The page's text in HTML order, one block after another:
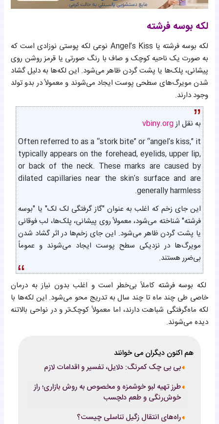
لکه بوسه فرشته
لکه بوسه فرشته یا Angel’s Kiss نوعی لکه پوستی نوزادی است که
به صورت یک ناحیه کوچک و صاف با رنگ صورتی یا قرمز روشن روی
پیشانی، پلک‌ها یا پشت گردن ظاهر می‌شود. این لکه‌ها به دلیل گشاد
شدن مویرگ‌های سطحی پوست ایجاد می‌شوند و معمولاً در بدو تولد
وجود دارند.
به نقل ازvbiny.org
Often referred to as a “stork bite” or “angel's kiss,” it
typically appears on the forehead, eyelids, upper lip,
or back of the neck. These marks are caused by
dilated capillaries near the skin's surface and are
generally harmless.
این جای زخم که اغلب به عنوان "گاز گرفتگی لک لک" یا "بوسه
فرشته" شناخته می‌شود، معمولاً روی پیشانی، پلک‌ها، لب فوقانی
یا پشت گردن ظاهر می‌شود. این جای زخم‌ها در اثر گشاد شدن
مویرگ‌ها در نزدیکی سطح پوست ایجاد می‌شوند و عموماً
بی‌ضرر هستند.
لکه بوسه فرشته کاملاً بی‌خطر است و اغلب بدون نیاز به درمان
خاصی طی چند ماه تا چند سال به تدریج محو می‌شود. این لکه‌ها با
لکه ماه‌گرفتگی شباهت دارند، اما معمولاً کوچک‌تر و در نواحی بالاتنه
دیده می‌شوند.
هم اکنون دیگران می خوانند
بی بی چک کمرنگ: دلایل، تفسیر و اقدامات لازم
طرز تهیه لبو خوشمزه و مخصوص به روش بازاری؛ راز
خوش‌رنگی و طعم دلچسب
راه‌های انتقال زگیل تناسلی چیست؟